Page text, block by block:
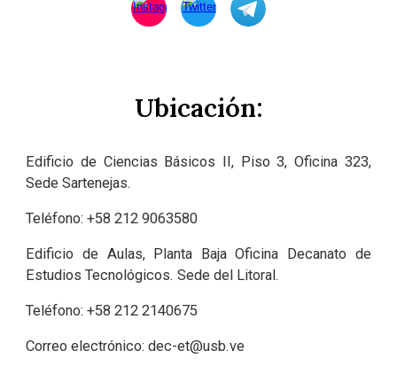
Ubicación:
Edificio de Ciencias Básicos II, Piso 3, Oficina 323,
Sede Sartenejas.
Teléfono:+58212 9063580
Edificio de Aulas, Planta Baja Oficina Decanato de
Estudios Tecnológicos. Sede del Litoral.
Teléfono:+58212 2140675
Correo electrónico:dec-et@usb.ve